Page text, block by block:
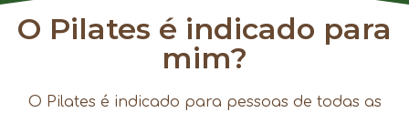
O Pilates é indicado para
mim?
O Pilates é indicado para pessoas de todas as